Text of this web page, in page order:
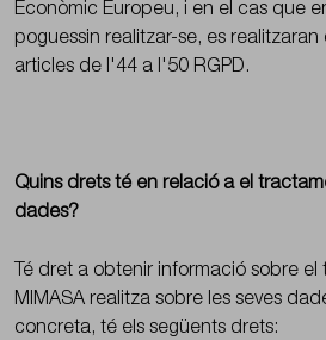
Econòmic Europeu, i en el cas que
poguessin realitzar-se, es
articles de l'44 a l'50 RGPD.
Quins drets té en relació a el
dades?
Té dret a obtenir informació sobre
MIMASA realitza sobre les seves
concreta, té els següents drets: